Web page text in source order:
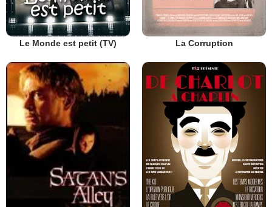
Le Monde est petit (TV) La Corruption